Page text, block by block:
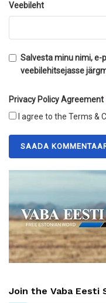
Veebileht
Salvesta minu nimi, e-
veebilehitsejasse
Privacy Policy Agreement
I agree to the Terms &
Join the Vaba Eesti